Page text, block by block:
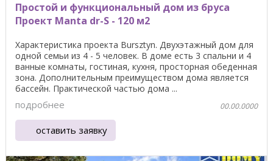
Простой и функциональный дом из бруса
Проект Manta dr-S - 120 м2
Характеристика проекта Bursztyn. Двухэтажный дом для
одной семьи из 4 - 5 человек. В доме есть 3 спальни и 4
ванные комнаты, гостиная, кухня, просторная обеденная
зона. Дополнительным преимуществом дома является
бассейн. Практической частью дома ...
подробнее 00.00.0000
оставить заявку